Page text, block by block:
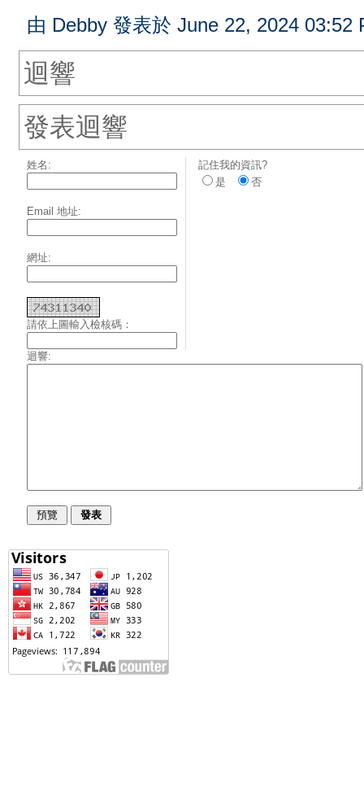
由 Debby 發表於 June 22, 2024 03:52
迴響
發表迴響
姓名:
Email 地址:
網址:
請依上圖輸入檢核碼：
記住我的資訊?
是
否
迴響: